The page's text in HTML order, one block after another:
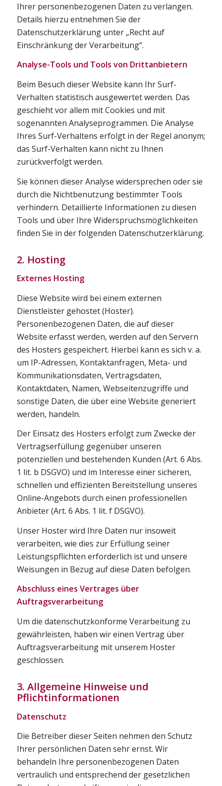
Ihrer personenbezogenen Daten zu verlangen.
Details hierzu entnehmen Sie der
Datenschutzerklärung unter „Recht auf
Einschränkung der Verarbeitung“.
Analyse-Tools und Tools von Drittanbietern
Beim Besuch dieser Website kann Ihr Surf-
Verhalten statistisch ausgewertet werden. Das
geschieht vor allem mit Cookies und mit
sogenannten Analyseprogrammen. Die Analyse
Ihres Surf-Verhaltens erfolgt in der Regel anonym;
das Surf-Verhalten kann nicht zu Ihnen
zurückverfolgt werden.
Sie können dieser Analyse widersprechen oder sie
durch die Nichtbenutzung bestimmter Tools
verhindern. Detaillierte Informationen zu diesen
Tools und über Ihre Widerspruchsmöglichkeiten
finden Sie in der folgenden Datenschutzerklärung.
2. Hosting
Externes Hosting
Diese Website wird bei einem externen
Dienstleister gehostet (Hoster).
Personenbezogenen Daten, die auf dieser
Website erfasst werden, werden auf den Servern
des Hosters gespeichert. Hierbei kann es sich v. a.
um IP-Adressen, Kontaktanfragen, Meta- und
Kommunikationsdaten, Vertragsdaten,
Kontaktdaten, Namen, Webseitenzugriffe und
sonstige Daten, die über eine Website generiert
werden, handeln.
Der Einsatz des Hosters erfolgt zum Zwecke der
Vertragserfüllung gegenüber unseren
potenziellen und bestehenden Kunden (Art. 6 Abs.
1 lit. b DSGVO) und im Interesse einer sicheren,
schnellen und effizienten Bereitstellung unseres
Online-Angebots durch einen professionellen
Anbieter (Art. 6 Abs. 1 lit. f DSGVO).
Unser Hoster wird Ihre Daten nur insoweit
verarbeiten, wie dies zur Erfüllung seiner
Leistungspflichten erforderlich ist und unsere
Weisungen in Bezug auf diese Daten befolgen.
Abschluss eines Vertrages über
Auftragsverarbeitung
Um die datenschutzkonforme Verarbeitung zu
gewährleisten, haben wir einen Vertrag über
Auftragsverarbeitung mit unserem Hoster
geschlossen.
3. Allgemeine Hinweise und
Pflichtinformationen
Datenschutz
Die Betreiber dieser Seiten nehmen den Schutz
Ihrer persönlichen Daten sehr ernst. Wir
behandeln Ihre personenbezogenen Daten
vertraulich und entsprechend der gesetzlichen